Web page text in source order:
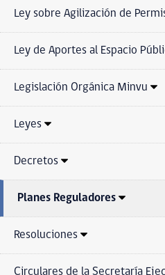
Ley sobre Agilización de
Ley de Aportes al Espacio
Legislación Orgánica Minvu
Leyes
Decretos
Planes Reguladores
Resoluciones
Circulares de la Secretaría